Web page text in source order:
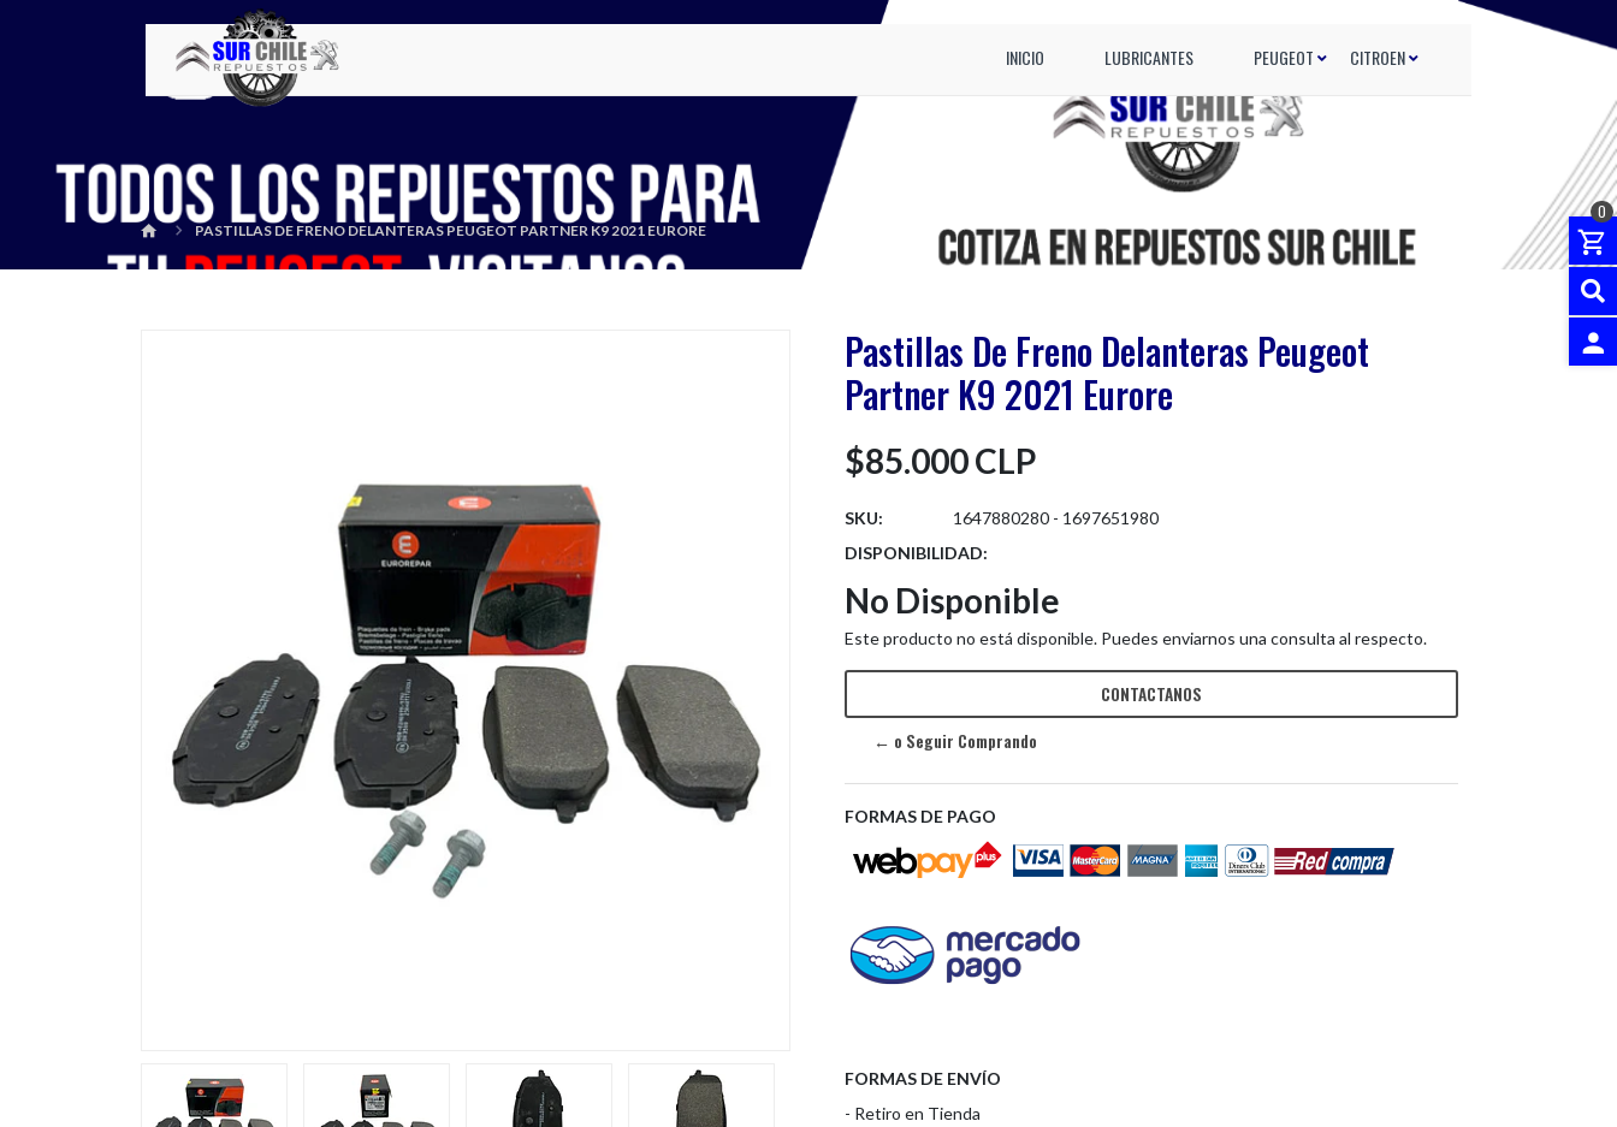
INICIO LUBRICANTES PEUGEOT CITROEN
0
PASTILLAS DE FRENO DELANTERAS PEUGEOT PARTNER K9 2021 EURORE
Previous
Pastillas De Freno Delanteras Peugeot
Partner K9 2021 Eurore
$85.000 CLP
SKU:
1647880280 - 1697651980
DISPONIBILIDAD:
No Disponible
Este producto no está disponible. Puedes enviarnos una consulta al respecto.
CONTACTANOS
← o Seguir Comprando
FORMAS DE PAGO
FORMAS DE ENVÍO
- Retiro en Tienda